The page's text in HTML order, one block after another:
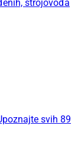
strojovođa
svih 89